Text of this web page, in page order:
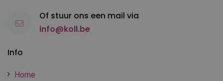
Info
Home
Of stuur ons een mail via
info@koll.be